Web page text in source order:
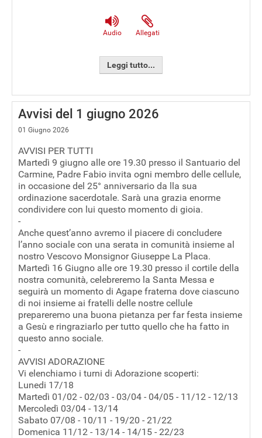
Audio Allegati
Leggi tutto...
Avvisi del 1 giugno 2026
01 Giugno 2026
AVVISI PER TUTTI
Martedì 9 giugno alle ore 19.30 presso il Santuario del
Carmine, Padre Fabio invita ogni membro delle cellule,
in occasione del 25° anniversario da lla sua
ordinazione sacerdotale. Sarà una grazia enorme
condividere con lui questo momento di gioia.
-
Anche quest’anno avremo il piacere di concludere
l’anno sociale con una serata in comunità insieme al
nostro Vescovo Monsignor Giuseppe La Placa.
Martedì 16 Giugno alle ore 19.30 presso il cortile della
nostra comunità, celebreremo la Santa Messa e
seguirà un momento di Agape fraterna dove ciascuno
di noi insieme ai fratelli delle nostre cellule
prepareremo una buona pietanza per far festa insieme
a Gesù e ringraziarlo per tutto quello che ha fatto in
questo anno sociale.
-
AVVISI ADORAZIONE
Vi elenchiamo i turni di Adorazione scoperti:
Lunedi 17/18
Martedì 01/02 - 02/03 - 03/04 - 04/05 - 11/12 - 12/13
Mercoledì 03/04 - 13/14
Sabato 07/08 - 10/11 - 19/20 - 21/22
Domenica 11/12 - 13/14 - 14/15 - 22/23